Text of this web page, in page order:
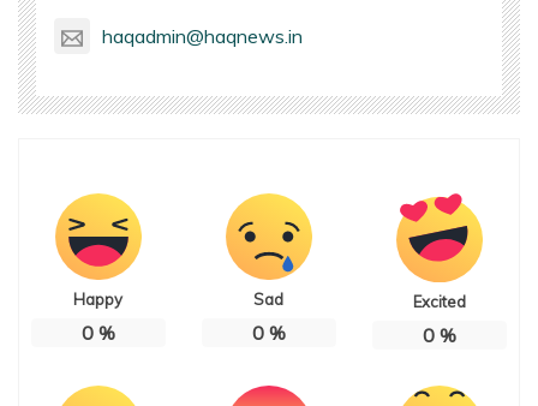
haqadmin@haqnews.in
Happy
0%
Sad
0%
Excited
0%